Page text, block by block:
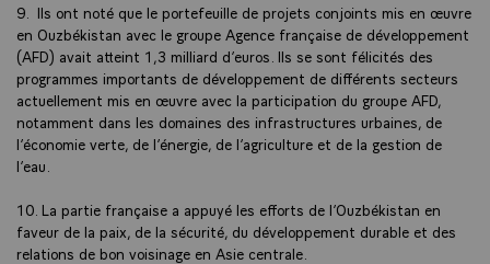
9. Ils ont noté que le portefeuille de projets conjoints mis en œuvre
en Ouzbékistan avec le groupe Agence française de développement
(AFD) avait atteint 1,3 milliard d’euros. Ils se sont félicités des
programmes importants de développement de différents secteurs
actuellement mis en œuvre avec la participation du groupe AFD,
notamment dans les domaines des infrastructures urbaines, de
l’économie verte, de l’énergie, de l’agriculture et de la gestion de
l’eau.
10. La partie française a appuyé les efforts de l’Ouzbékistan en
faveur de la paix, de la sécurité, du développement durable et des
relations de bon voisinage en Asie centrale.